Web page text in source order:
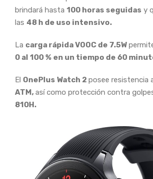
brindará hasta 100 horas seguidas y
las 48 h de uso intensivo.
La carga rápida VOOC de 7.5W
0 al 100 % en un tiempo de 60
El OnePlus Watch 2 posee resistencia
ATM,así como protección contra
810H.